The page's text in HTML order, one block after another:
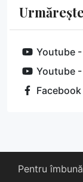
Youtube
Youtube
Facebook
Despre
Pentru